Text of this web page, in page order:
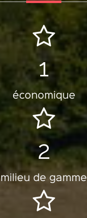
1
économique
2
milieu de gamme